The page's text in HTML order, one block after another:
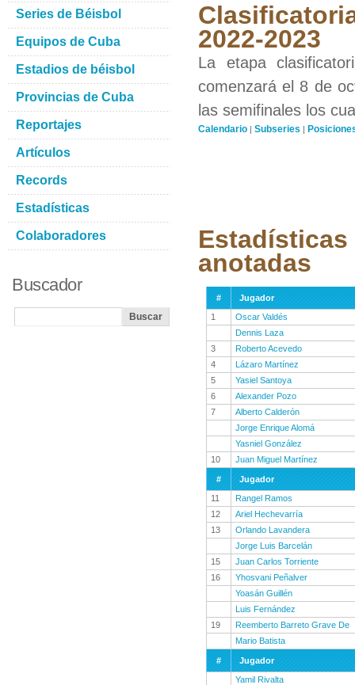
2022-2023
La etapa
comenzará el 8 de
las semifinales los
Calendario | Subseries |
Estadísticas
anotadas
#
Jugador
1
Oscar Valdés
Dennis Laza
3
Roberto Acevedo
4
Lázaro Martínez
5
Yasiel Santoya
6
Alexander Pozo
7
Alberto Calderón
Jorge Enrique Alomá
Yasniel González
10
Juan Miguel Martínez
#
Jugador
11
Rangel Ramos
12
Ariel Hechevarría
13
Orlando Lavandera
Jorge Luis Barcelán
15
Juan Carlos Torriente
16
Yhosvani Peñalver
Yoasán Guillén
Luis Fernández
19
Reemberto Barreto Grave De
Mario Batista
#
Jugador
Yamil Rivalta
Series de Béisbol
Equipos de Cuba
Estadios de béisbol
Provincias de Cuba
Reportajes
Artículos
Records
Estadísticas
Colaboradores
Buscador